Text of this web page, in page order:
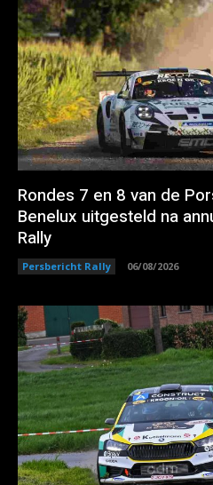
Rondes 7 en 8 van de
Benelux uitgesteld na
Rally
Persbericht Rally 06/08/2026